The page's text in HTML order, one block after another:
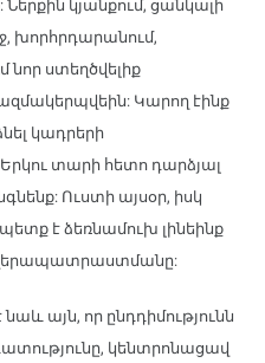
Ներքին կյանքում, ցանկալի
խորհրդարանում,
ստեղծվելիք
Կարող էինք
կադրերի
տարի հետո դարձյալ
Ուստի այսօր, իսկ
է ձեռնամուխ լինեինք
այն, որ ընդդիմությունն
կենտրոնացավ